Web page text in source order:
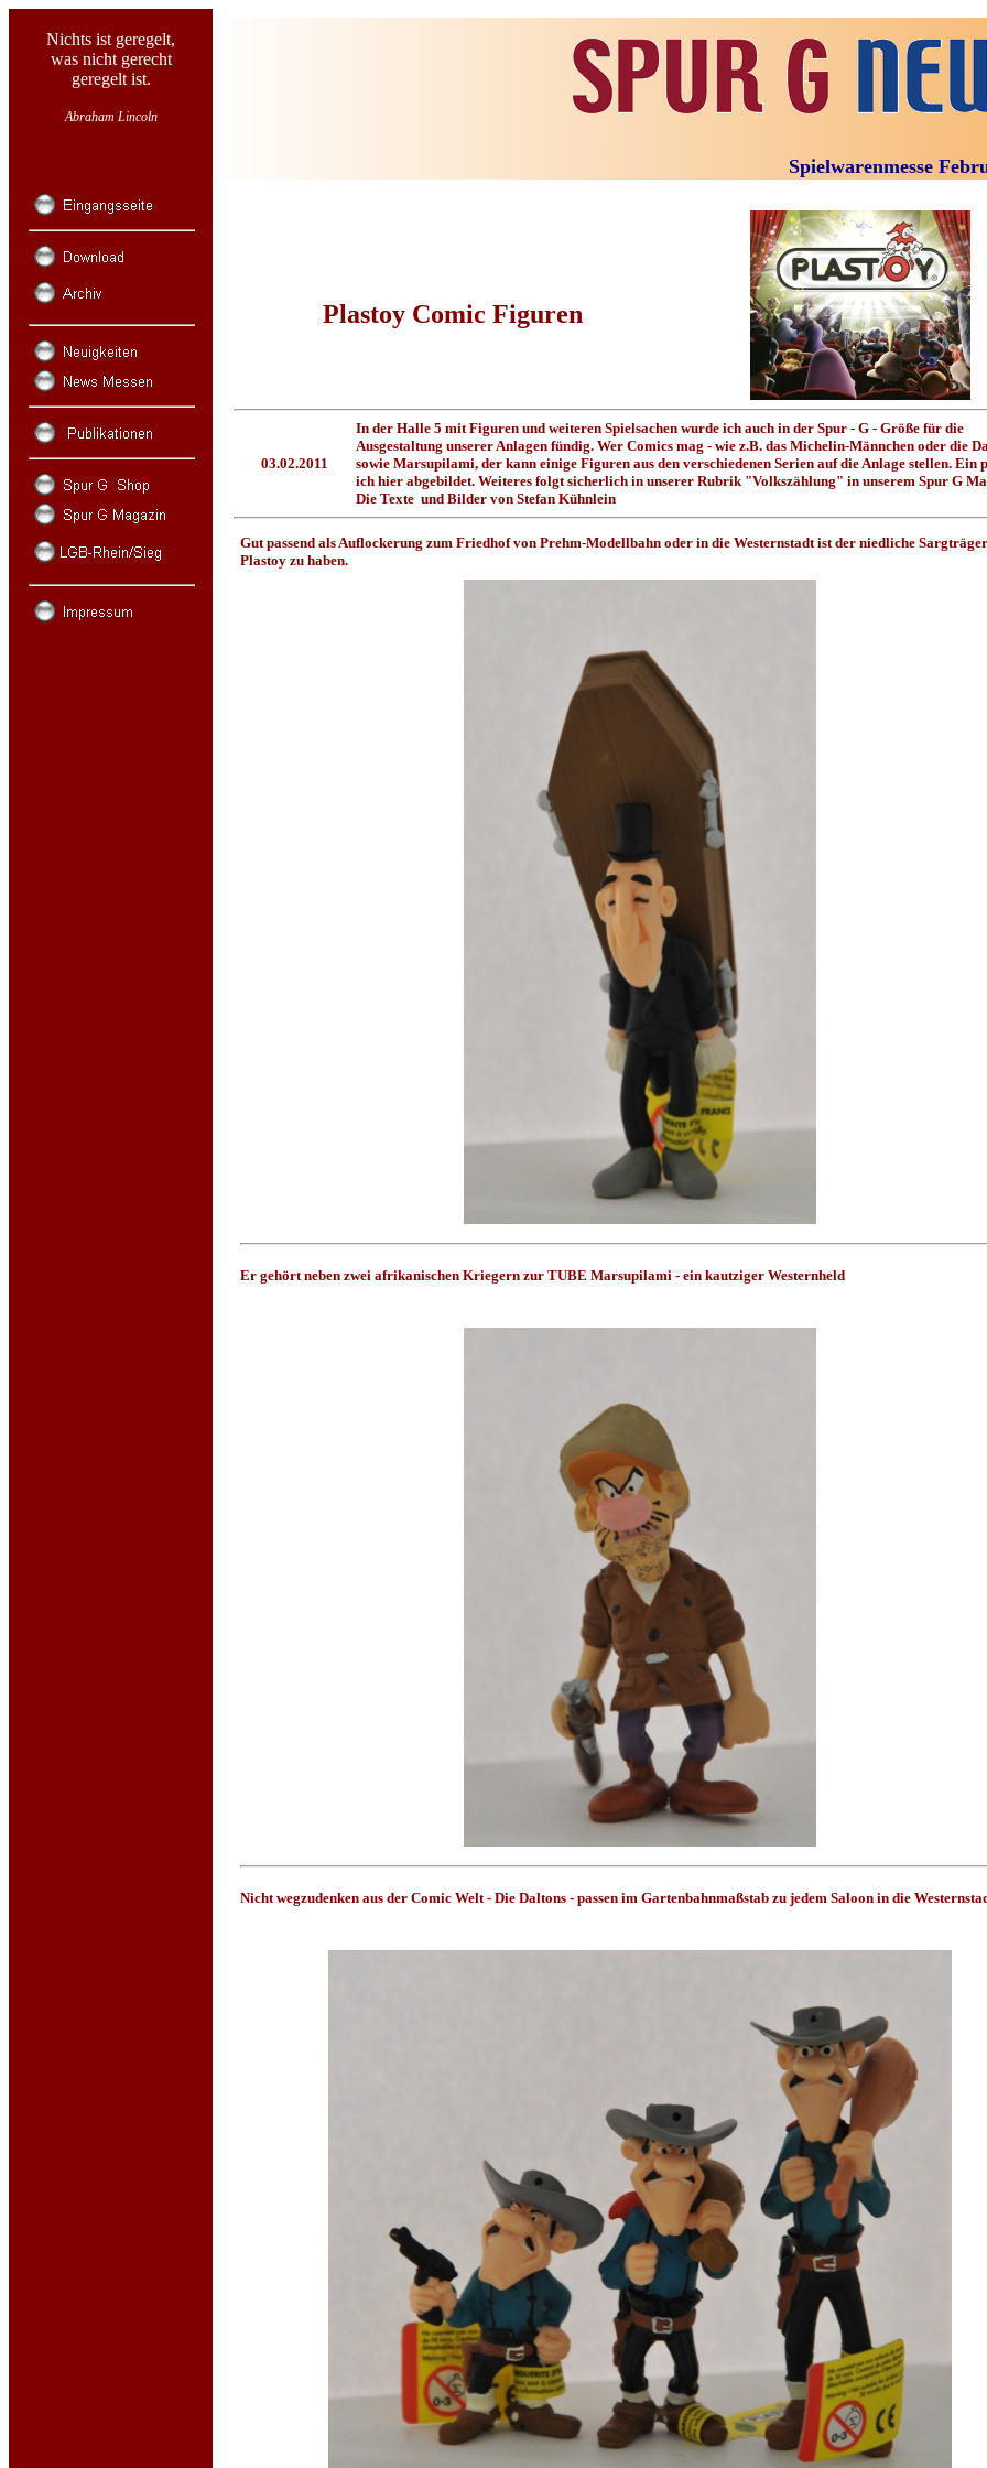
Nichts ist geregelt,
was nicht gerecht
geregelt ist.
Abraham Lincoln
Spielwarenmesse
Plastoy Comic Figuren
03.02.2011
In der Halle 5 mit Figuren und weiteren Spielsachen wurde ich auch in der Spur - G - Größe für die
Ausgestaltung unserer Anlagen fündig. Wer Comics mag - wie z.B. das Michelin-Männchen oder die
sowie Marsupilami, der kann einige Figuren aus den verschiedenen Serien auf die Anlage stellen. Ein
ich hier abgebildet. Weiteres folgt sicherlich in unserer Rubrik "Volkszählung" in unserem Spur G
Die Texte und Bilder von Stefan Kühnlein
Gut passend als Auflockerung zum Friedhof von Prehm-Modellbahn oder in die Westernstadt ist der niedliche
Plastoy zu haben.
Er gehört neben zwei afrikanischen Kriegern zur TUBE Marsupilami - ein kautziger Westernheld
Nicht wegzudenken aus der Comic Welt - Die Daltons - passen im Gartenbahnmaßstab zu jedem Saloon in die